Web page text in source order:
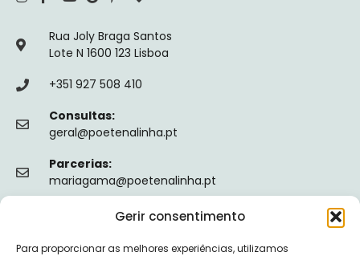
Gerir consentimento
Para proporcionar as melhores experiências, utilizamos
Rua Joly Braga Santos
Lote N 1600 123 Lisboa
+351 927 508 410
Consultas:
geral@poetenalinha.pt
Parcerias:
mariagama@poetenalinha.pt